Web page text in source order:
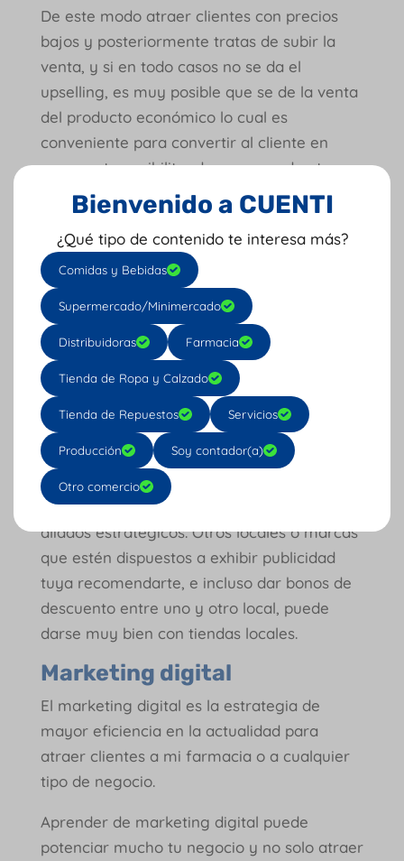
De este modo atraer clientes con precios
bajos y posteriormente tratas de subir la
venta, y si en todo casos no se da el
upselling, es muy posible que se de la venta
del producto económico lo cual es
conveniente para convertir al cliente en
recurrente posibilitando compras de otros
productos en algún momento.
Cross selling interno y
externo
Procura crear muy buenas campañas de
Cross selling (ventas cruzadas) tanto en tu
local, como fuera de él. En tu local deja
piezas de información complementaria
entre productos y enfatiza en estas al
momento de la asesoría. Tal vez el cliente
que viene por un producto termine
llevándose otros complementarios y así.
Para hacer cross selling externo necesitas
aliados estratégicos. Otros locales o marcas
que estén dispuestos a exhibir publicidad
tuya recomendarte, e incluso dar bonos de
descuento entre uno y otro local, puede
darse muy bien con tiendas locales.
Marketing digital
El marketing digital es la estrategia de
mayor eficiencia en la actualidad para
atraer clientes a mi farmacia o a cualquier
tipo de negocio.
Aprender de marketing digital puede
potenciar mucho tu negocio y no solo atraer
Bienvenido a CUENTI
¿Qué tipo de contenido te interesa más?
Comidas y Bebidas
Supermercado/Minimercado
Distribuidoras Farmacia
Tienda de Ropa y Calzado
Tienda de Repuestos Servicios
Producción Soy contador(a)
Otro comercio